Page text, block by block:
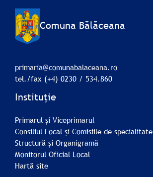
Comuna Bălăceana
primaria@comunabalaceana.ro
tel./fax (+4) 0230 / 534.860
Instituție
Primarul și Viceprimarul
Consiliul Local și Comisiile de specialitate
Structură și Organigramă
Monitorul Oficial Local
Hartă site